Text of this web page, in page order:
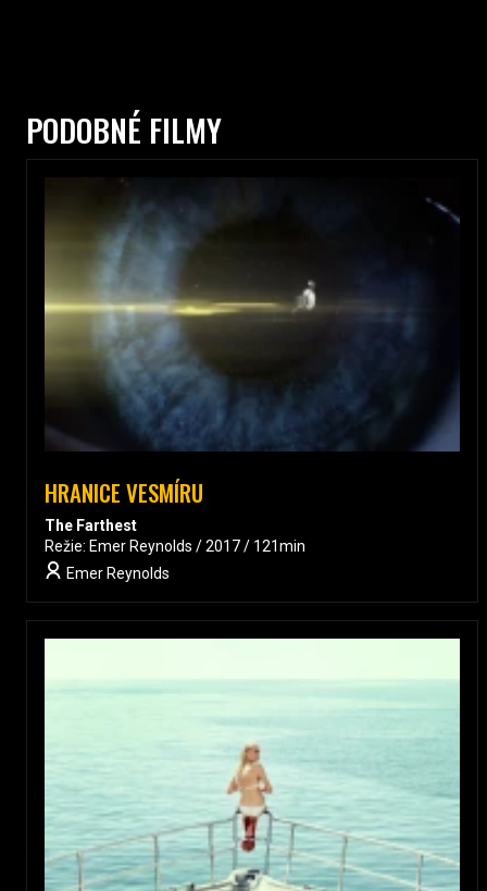
PODOBNÉ FILMY
HRANICE VESMÍRU
The Farthest
Režie: Emer Reynolds / 2017 / 121min
Emer Reynolds